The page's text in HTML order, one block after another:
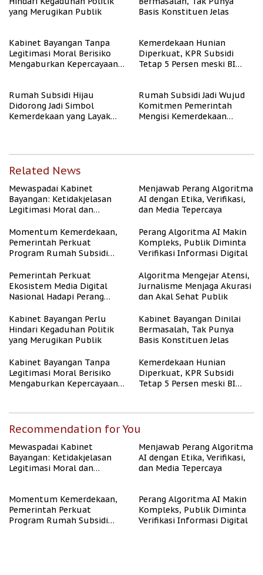
yang Merugikan Publik
Basis Konstituen Jelas
Kabinet Bayangan Tanpa
Legitimasi Moral Berisiko
Mengaburkan Kepercayaan
Kemerdekaan Hunian
Diperkuat, KPR Subsidi
Tetap 5 Persen meski BI
Rumah Subsidi Hijau
Didorong Jadi Simbol
Kemerdekaan yang Layak
Rumah Subsidi Jadi Wujud
Komitmen Pemerintah
Mengisi Kemerdekaan
Related News
Mewaspadai Kabinet
Bayangan: Ketidakjelasan
Legitimasi Moral dan
Menjawab Perang Algoritma
AI dengan Etika, Verifikasi,
dan Media Tepercaya
Momentum Kemerdekaan,
Pemerintah Perkuat
Program Rumah Subsidi
Berpenghasilan Rendah
Perang Algoritma AI Makin
Kompleks, Publik Diminta
Verifikasi Informasi Digital
Pemerintah Perkuat
Ekosistem Media Digital
Nasional Hadapi Perang
Algoritma Mengejar Atensi,
Jurnalisme Menjaga Akurasi
dan Akal Sehat Publik
Kabinet Bayangan Perlu
Hindari Kegaduhan Politik
yang Merugikan Publik
Kabinet Bayangan Dinilai
Bermasalah, Tak Punya
Basis Konstituen Jelas
Kabinet Bayangan Tanpa
Legitimasi Moral Berisiko
Mengaburkan Kepercayaan
Kemerdekaan Hunian
Diperkuat, KPR Subsidi
Tetap 5 Persen meski BI
Recommendation for You
Mewaspadai Kabinet
Bayangan: Ketidakjelasan
Legitimasi Moral dan
Menjawab Perang Algoritma
AI dengan Etika, Verifikasi,
dan Media Tepercaya
Momentum Kemerdekaan,
Pemerintah Perkuat
Program Rumah Subsidi
Perang Algoritma AI Makin
Kompleks, Publik Diminta
Verifikasi Informasi Digital